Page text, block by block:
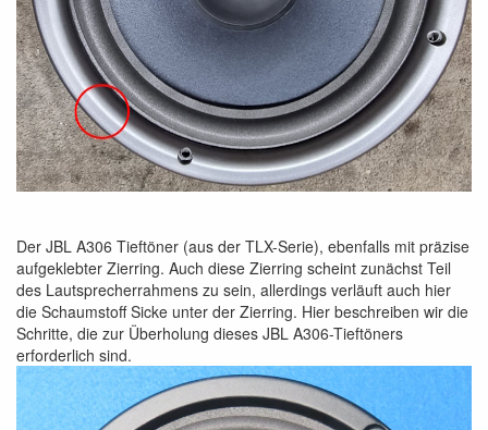
Der JBL A306 Tieftöner (aus der TLX-Serie), ebenfalls mit präzise
aufgeklebter Zierring. Auch diese Zierring scheint zunächst Teil
des Lautsprecherrahmens zu sein, allerdings verläuft auch hier
die Schaumstoff Sicke unter der Zierring. Hier beschreiben wir die
Schritte, die zur Überholung dieses JBL A306-Tieftöners
erforderlich sind.